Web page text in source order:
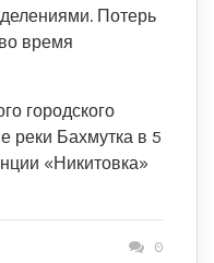
Потерь
время
городского
реки Бахмутка в 5
«Никитовка»
0